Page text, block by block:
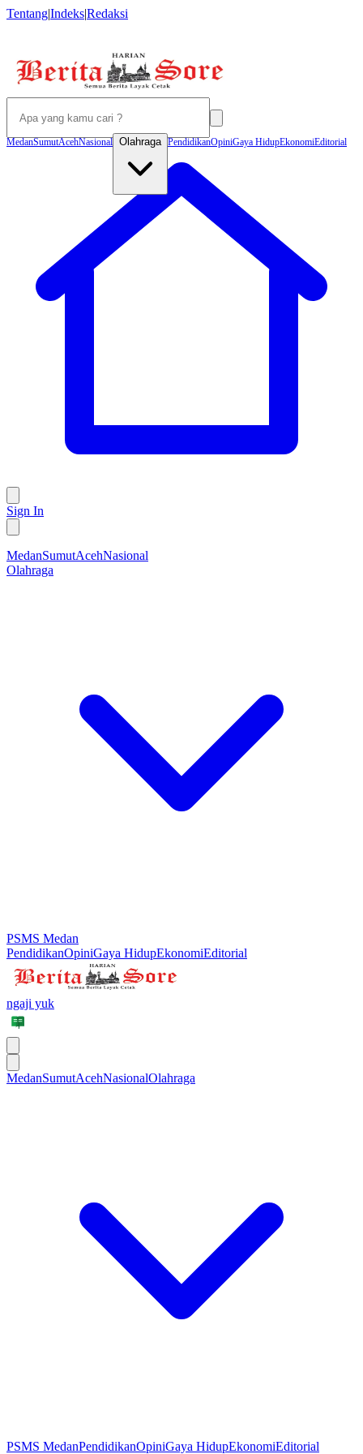
Tentang|Indeks|Redaksi
MedanSumutAcehNasional Olahraga PendidikanOpiniGaya HidupEkonomiEditorial
Sign In
MedanSumutAcehNasional
Olahraga
PSMS Medan
PendidikanOpiniGaya HidupEkonomiEditorial
ngaji yuk
MedanSumutAcehNasionalOlahraga
PSMS MedanPendidikanOpiniGaya HidupEkonomiEditorial